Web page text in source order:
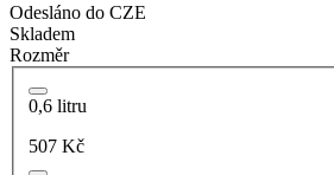
Odesláno do CZE
Skladem
Rozměr
0,6 litru
507 Kč